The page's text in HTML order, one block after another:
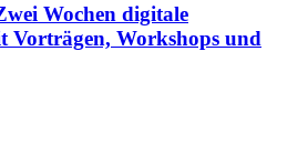
Wochen digitale
Vorträgen, Workshops und